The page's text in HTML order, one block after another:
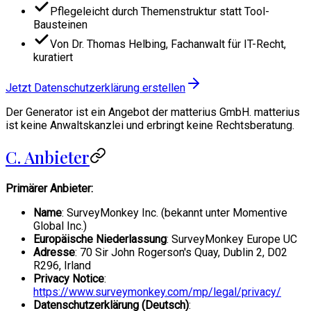
Pflegeleicht durch Themenstruktur statt Tool-
Bausteinen
Von Dr. Thomas Helbing, Fachanwalt für IT-Recht,
kuratiert
Jetzt Datenschutzerklärung erstellen
Der Generator ist ein Angebot der matterius GmbH. matterius
ist keine Anwaltskanzlei und erbringt keine Rechtsberatung.
C. Anbieter
Primärer Anbieter:
Name: SurveyMonkey Inc. (bekannt unter Momentive
Global Inc.)
Europäische Niederlassung: SurveyMonkey Europe UC
Adresse: 70 Sir John Rogerson's Quay, Dublin 2, D02
R296, Irland
Privacy Notice:
https://www.surveymonkey.com/mp/legal/privacy/
Datenschutzerklärung (Deutsch):